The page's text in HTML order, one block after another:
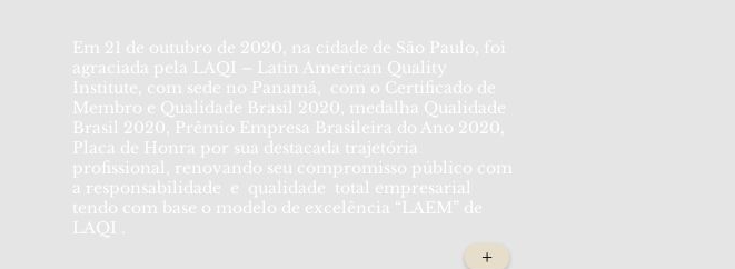
Em 21 de outubro de 2020, na cidade de São Paulo, foi
agraciada pela LAQI – Latin American Quality
Institute, com sede no Panamá, com o Certificado de
Membro e Qualidade Brasil 2020, medalha Qualidade
Brasil 2020, Prêmio Empresa Brasileira do Ano 2020,
Placa de Honra por sua destacada trajetória
profissional, renovando seu compromisso público com
a responsabilidade e qualidade total empresarial
tendo com base o modelo de excelência “LAEM” de
LAQI .
+